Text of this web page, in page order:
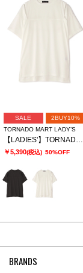
SALE
2BUY10%
TORNADO MART LADY’S
【LADIES'】TORNADO MART∴スリットオーバーカットソー
￥5,390(税込) 50%OFF
BRANDS